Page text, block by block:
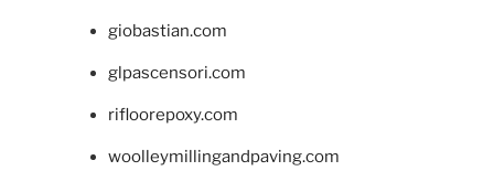
giobastian.com
glpascensori.com
rifloorepoxy.com
woolleymillingandpaving.com